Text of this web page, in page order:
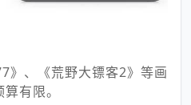
》、《荒野大镖客2》等画
有限。